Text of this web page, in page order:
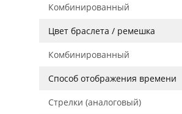
Комбинированный
Цвет браслета / ремешка
Комбинированный
Способ отображения времени
Стрелки (аналоговый)